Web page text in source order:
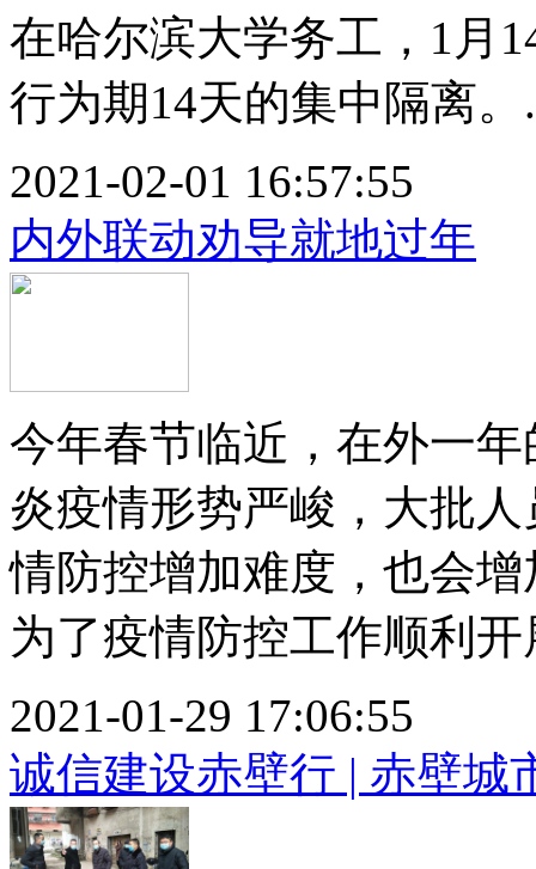
在哈尔滨大学务工，1月
行为期14天的集中隔离。
2021-02-01 16:57:55
内外联动劝导就地过年
今年春节临近，在外一
炎疫情形势严峻，大批
情防控增加难度，也会
为了疫情防控工作顺利开
2021-01-29 17:06:55
诚信建设赤壁行 | 赤壁城